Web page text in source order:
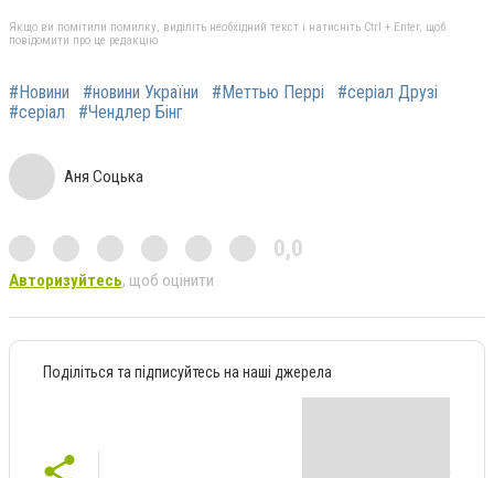
Якщо ви помітили помилку, виділіть необхідний текст і натисніть Ctrl + Enter, щоб
повідомити про це редакцію
#Новини #новини України #Меттью Перрі
#серіал Друзі
#серіал
#Чендлер Бінг
Аня Соцька
0,0
Авторизуйтесь, щоб оцінити
Поділіться та підписуйтесь на наші джерела